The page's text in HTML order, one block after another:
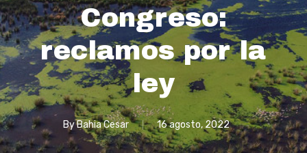
Congreso:
reclamos por la
ley
ByBahia Cesar 16 agosto, 2022